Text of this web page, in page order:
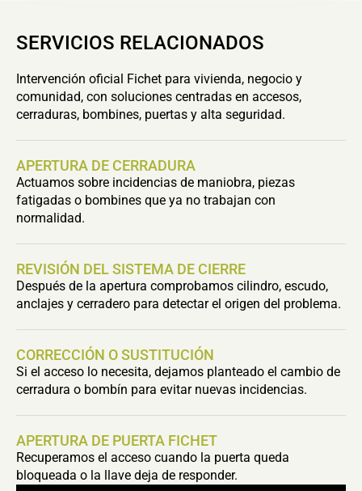
SERVICIOS RELACIONADOS
Intervención oficial Fichet para vivienda, negocio y
comunidad, con soluciones centradas en accesos,
cerraduras, bombines, puertas y alta seguridad.
APERTURA DE CERRADURA
Actuamos sobre incidencias de maniobra, piezas
fatigadas o bombines que ya no trabajan con
normalidad.
REVISIÓN DEL SISTEMA DE CIERRE
Después de la apertura comprobamos cilindro, escudo,
anclajes y cerradero para detectar el origen del problema.
CORRECCIÓN O SUSTITUCIÓN
Si el acceso lo necesita, dejamos planteado el cambio de
cerradura o bombín para evitar nuevas incidencias.
APERTURA DE PUERTA FICHET
Recuperamos el acceso cuando la puerta queda
bloqueada o la llave deja de responder.